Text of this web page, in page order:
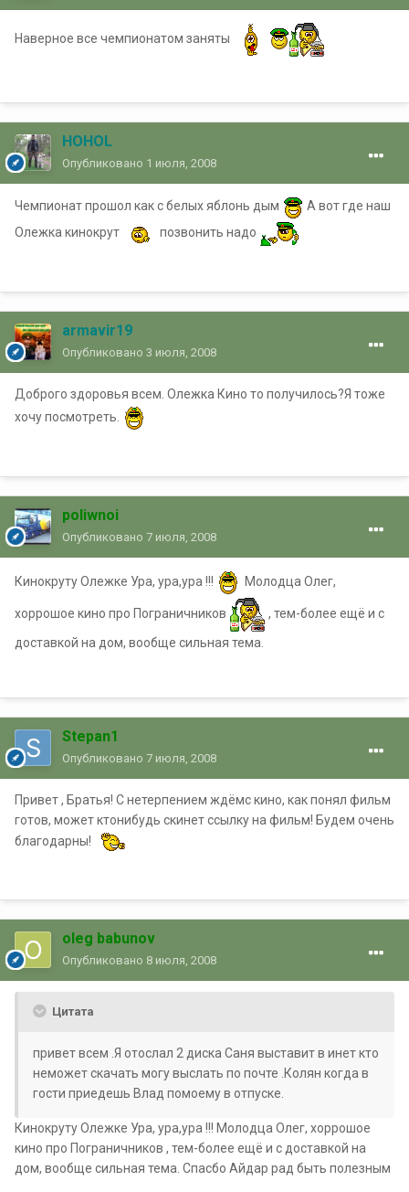
Наверное все чемпионатом заняты
HOHOL
Опубликовано 1 июля, 2008
Чемпионат прошол как с белых яблонь дым
А вот где наш
Олежка кинокрут
позвонить надо
armavir19
Опубликовано 3 июля, 2008
Доброго здоровья всем. Олежка Кино то получилось?Я тоже
хочу посмотреть.
poliwnoi
Опубликовано 7 июля, 2008
Кинокруту Олежке Ура, ура,ура !!! Молодца Олег,
хоррошое кино про Пограничников , тем-более ещё и с
доставкой на дом, вообще сильная тема.
Stepan1
Опубликовано 7 июля, 2008
Привет , Братья! С нетерпением ждёмс кино, как понял фильм
готов, может ктонибудь скинет ссылку на фильм! Будем очень
благодарны!
oleg babunov
Опубликовано 8 июля, 2008
Цитата
привет всем .Я отослал 2 диска Саня выставит в инет кто
неможет скачать могу выслать по почте .Колян когда в
гости приедешь Влад помоему в отпуске.
Кинокруту Олежке Ура, ура,ура !!! Молодца Олег, хоррошое
кино про Пограничников , тем-более ещё и с доставкой на
дом, вообще сильная тема. Спасбо Айдар рад быть полезным